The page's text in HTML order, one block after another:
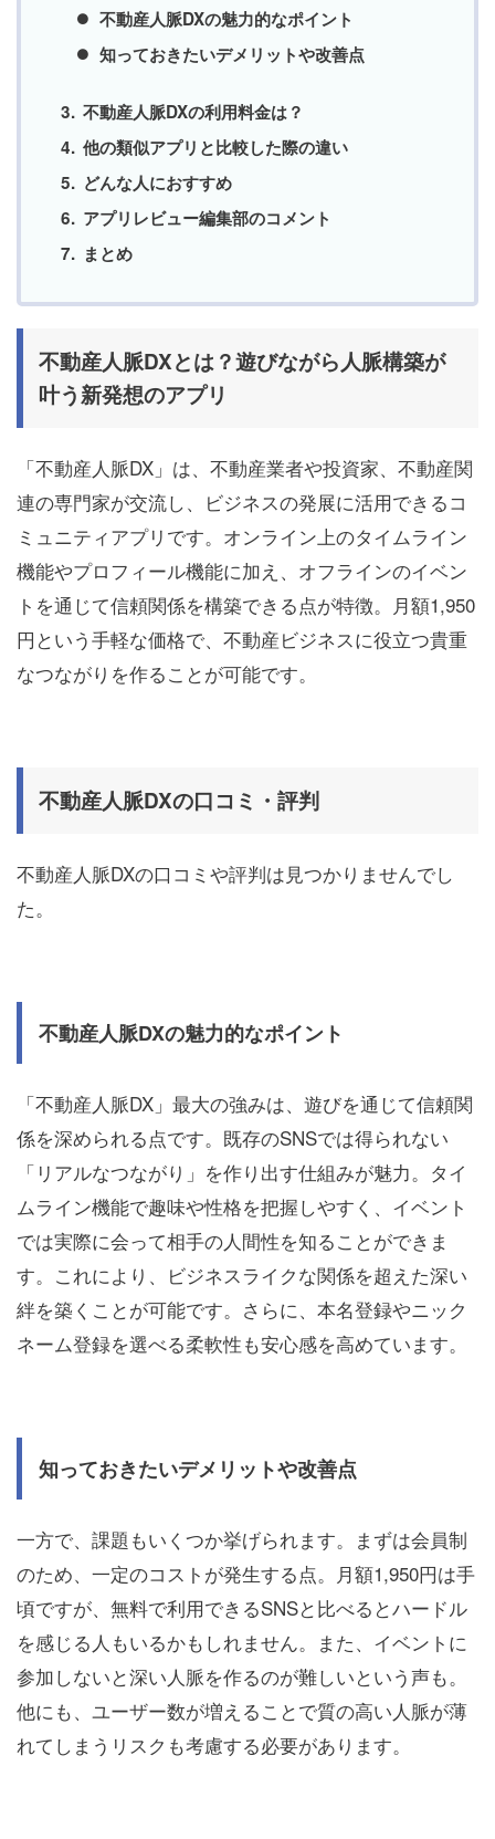
不動産人脈DXの魅力的なポイント
知っておきたいデメリットや改善点
不動産人脈DXの利用料金は？
他の類似アプリと比較した際の違い
どんな人におすすめ
アプリレビュー編集部のコメント
まとめ
不動産人脈DXとは？遊びながら人脈構築が
叶う新発想のアプリ
「不動産人脈DX」は、不動産業者や投資家、不動産関
連の専門家が交流し、ビジネスの発展に活用できるコ
ミュニティアプリです。オンライン上のタイムライン
機能やプロフィール機能に加え、オフラインのイベン
トを通じて信頼関係を構築できる点が特徴。月額1,950
円という手軽な価格で、不動産ビジネスに役立つ貴重
なつながりを作ることが可能です。
不動産人脈DXの口コミ・評判
不動産人脈DXの口コミや評判は見つかりませんでし
た。
不動産人脈DXの魅力的なポイント
「不動産人脈DX」最大の強みは、遊びを通じて信頼関
係を深められる点です。既存のSNSでは得られない
「リアルなつながり」を作り出す仕組みが魅力。タイ
ムライン機能で趣味や性格を把握しやすく、イベント
では実際に会って相手の人間性を知ることができま
す。これにより、ビジネスライクな関係を超えた深い
絆を築くことが可能です。さらに、本名登録やニック
ネーム登録を選べる柔軟性も安心感を高めています。
知っておきたいデメリットや改善点
一方で、課題もいくつか挙げられます。まずは会員制
のため、一定のコストが発生する点。月額1,950円は手
頃ですが、無料で利用できるSNSと比べるとハードル
を感じる人もいるかもしれません。また、イベントに
参加しないと深い人脈を作るのが難しいという声も。
他にも、ユーザー数が増えることで質の高い人脈が薄
れてしまうリスクも考慮する必要があります。